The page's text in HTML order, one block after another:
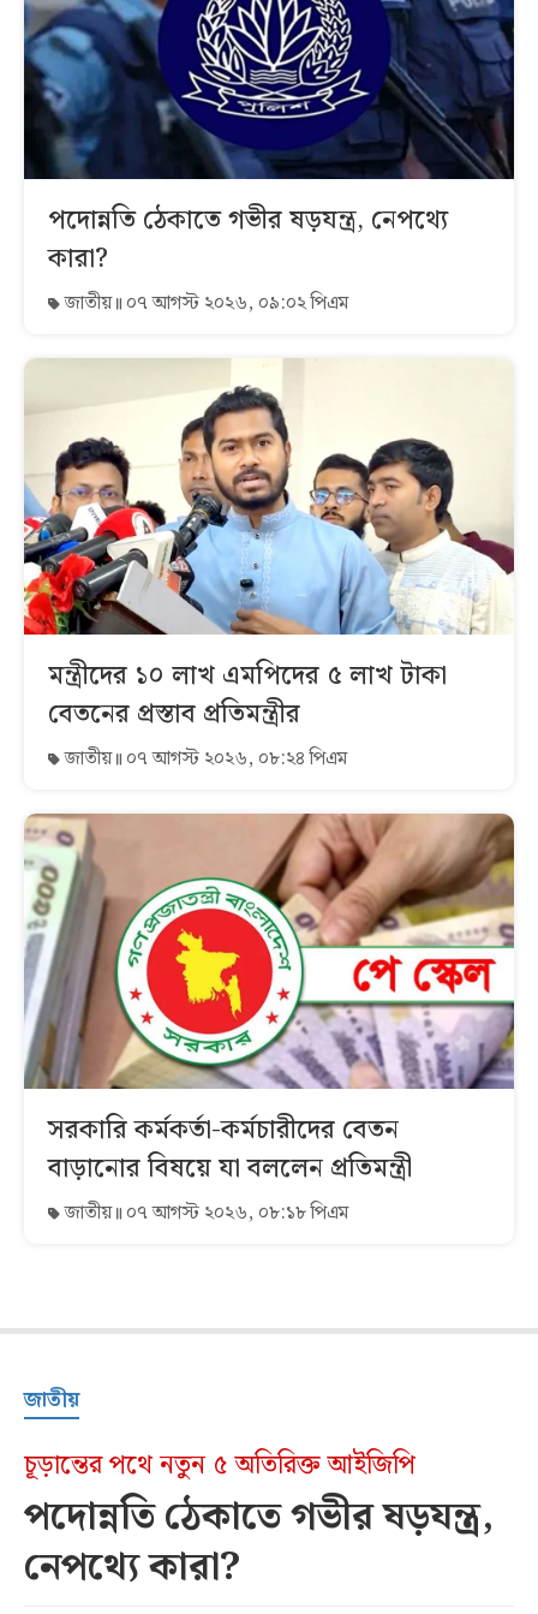
পদোন্নতি ঠেকাতে গভীর ষড়যন্ত্র, নেপথ্যে
কারা?
জাতীয় ০৭ আগস্ট ২০২৬, ০৯:০২ পিএম
মন্ত্রীদের ১০ লাখ এমপিদের ৫ লাখ টাকা
বেতনের প্রস্তাব প্রতিমন্ত্রীর
জাতীয় ০৭ আগস্ট ২০২৬, ০৮:২৪ পিএম
সরকারি কর্মকর্তা-কর্মচারীদের বেতন
বাড়ানোর বিষয়ে যা বললেন প্রতিমন্ত্রী
জাতীয় ০৭ আগস্ট ২০২৬, ০৮:১৮ পিএম
জাতীয়
চূড়ান্তের পথে নতুন ৫ অতিরিক্ত আইজিপি
পদোন্নতি ঠেকাতে গভীর ষড়যন্ত্র,
নেপথ্যে কারা?